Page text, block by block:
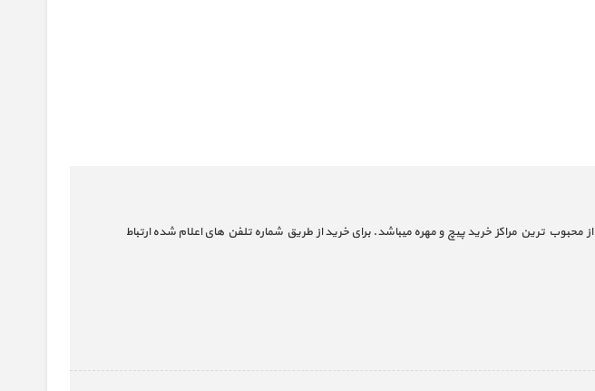
از محبوب ترین مراکز خرید پیچ و مهره میباشد. برای خرید از طریق شماره تلفن های اعلام شده ارتباط